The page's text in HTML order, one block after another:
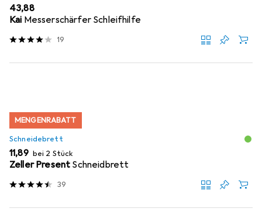
EUR
43,88
Kai Messerschärfer Schleifhilfe
19
MENGENRABATT
Schneidebrett
EUR
11,89 bei 2 Stück
Zeller Present Schneidbrett
39